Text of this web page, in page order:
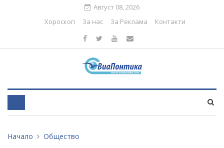
Август 08, 2026
Хороскоп
За нас За Реклама Контакти
Начало Общество